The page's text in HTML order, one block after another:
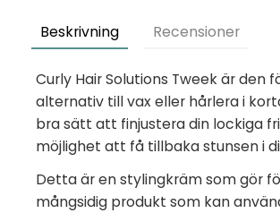
Beskrivning Recensioner
Curly Hair Solutions Tweek är
alternativ till vax eller hårlera i
bra sätt att finjustera din lockiga
möjlighet att få tillbaka stunsen i
Detta är en stylingkräm som gör
mångsidig produkt som kan